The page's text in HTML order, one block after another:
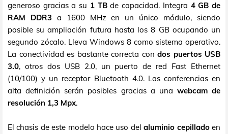
generoso gracias a su 1 TBde capacidad. Integra 4 GB de
RAM DDR3 a 1600 MHz en un único módulo, siendo
posible su ampliación futura hasta los 8 GB ocupando un
segundo zócalo. Lleva Windows 8 como sistema operativo.
La conectividad es bastante correcta con dos puertos USB
3.0, otros dos USB 2.0, un puerto de red Fast Ethernet
(10/100) y un receptor Bluetooth 4.0. Las conferencias en
alta definición serán posibles gracias a una webcam de
resolución 1,3 Mpx.
El chasis de este modelo hace uso delaluminio cepilladoen